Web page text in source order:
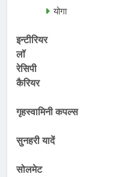
योगा
इन्टीरियर
लॉ
रेसिपी
कैरियर
गृहस्वामिनी कपल्स
सुनहरी यादें
सोलमेट